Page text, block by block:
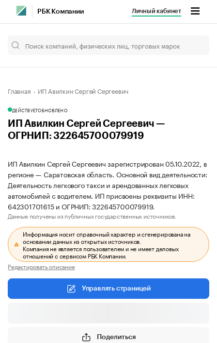
РБК Компании Личный кабинет
Главная ИП Авилкин Сергей Сергеевич
ДЕЙСТВУЕТОБНОВЛЕНО
ИП Авилкин Сергей Сергеевич —
ОГРНИП: 322645700079919
ИП Авилкин Сергей Сергеевич зарегистрирован 05.10.2022, в
регионе — Саратовская область. Основной вид деятельности:
Деятельность легкового такси и арендованных легковых
автомобилей с водителем. ИП присвоены реквизиты ИНН:
642301701615 и ОГРНИП: 322645700079919.
Данные получены из публичных государственных источников.
Информация носит справочный характер и сгенерирована на
основании данных из открытых источников.
Компания не является пользователем и не имеет деловых
отношений с сервисом РБК Компании.
Редактировать описание
Управлять страницей
Поделиться